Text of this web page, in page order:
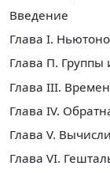
Введение
Глава I.
Глава П. Группы
Глава III.
Глава IV.
Глава V.
Глава VI.